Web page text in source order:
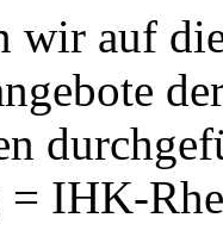
wir auf
= IHK-